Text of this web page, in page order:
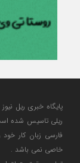
ریلی تاسیس شده
فارسی زبان کار
خاصی نمی باشد .